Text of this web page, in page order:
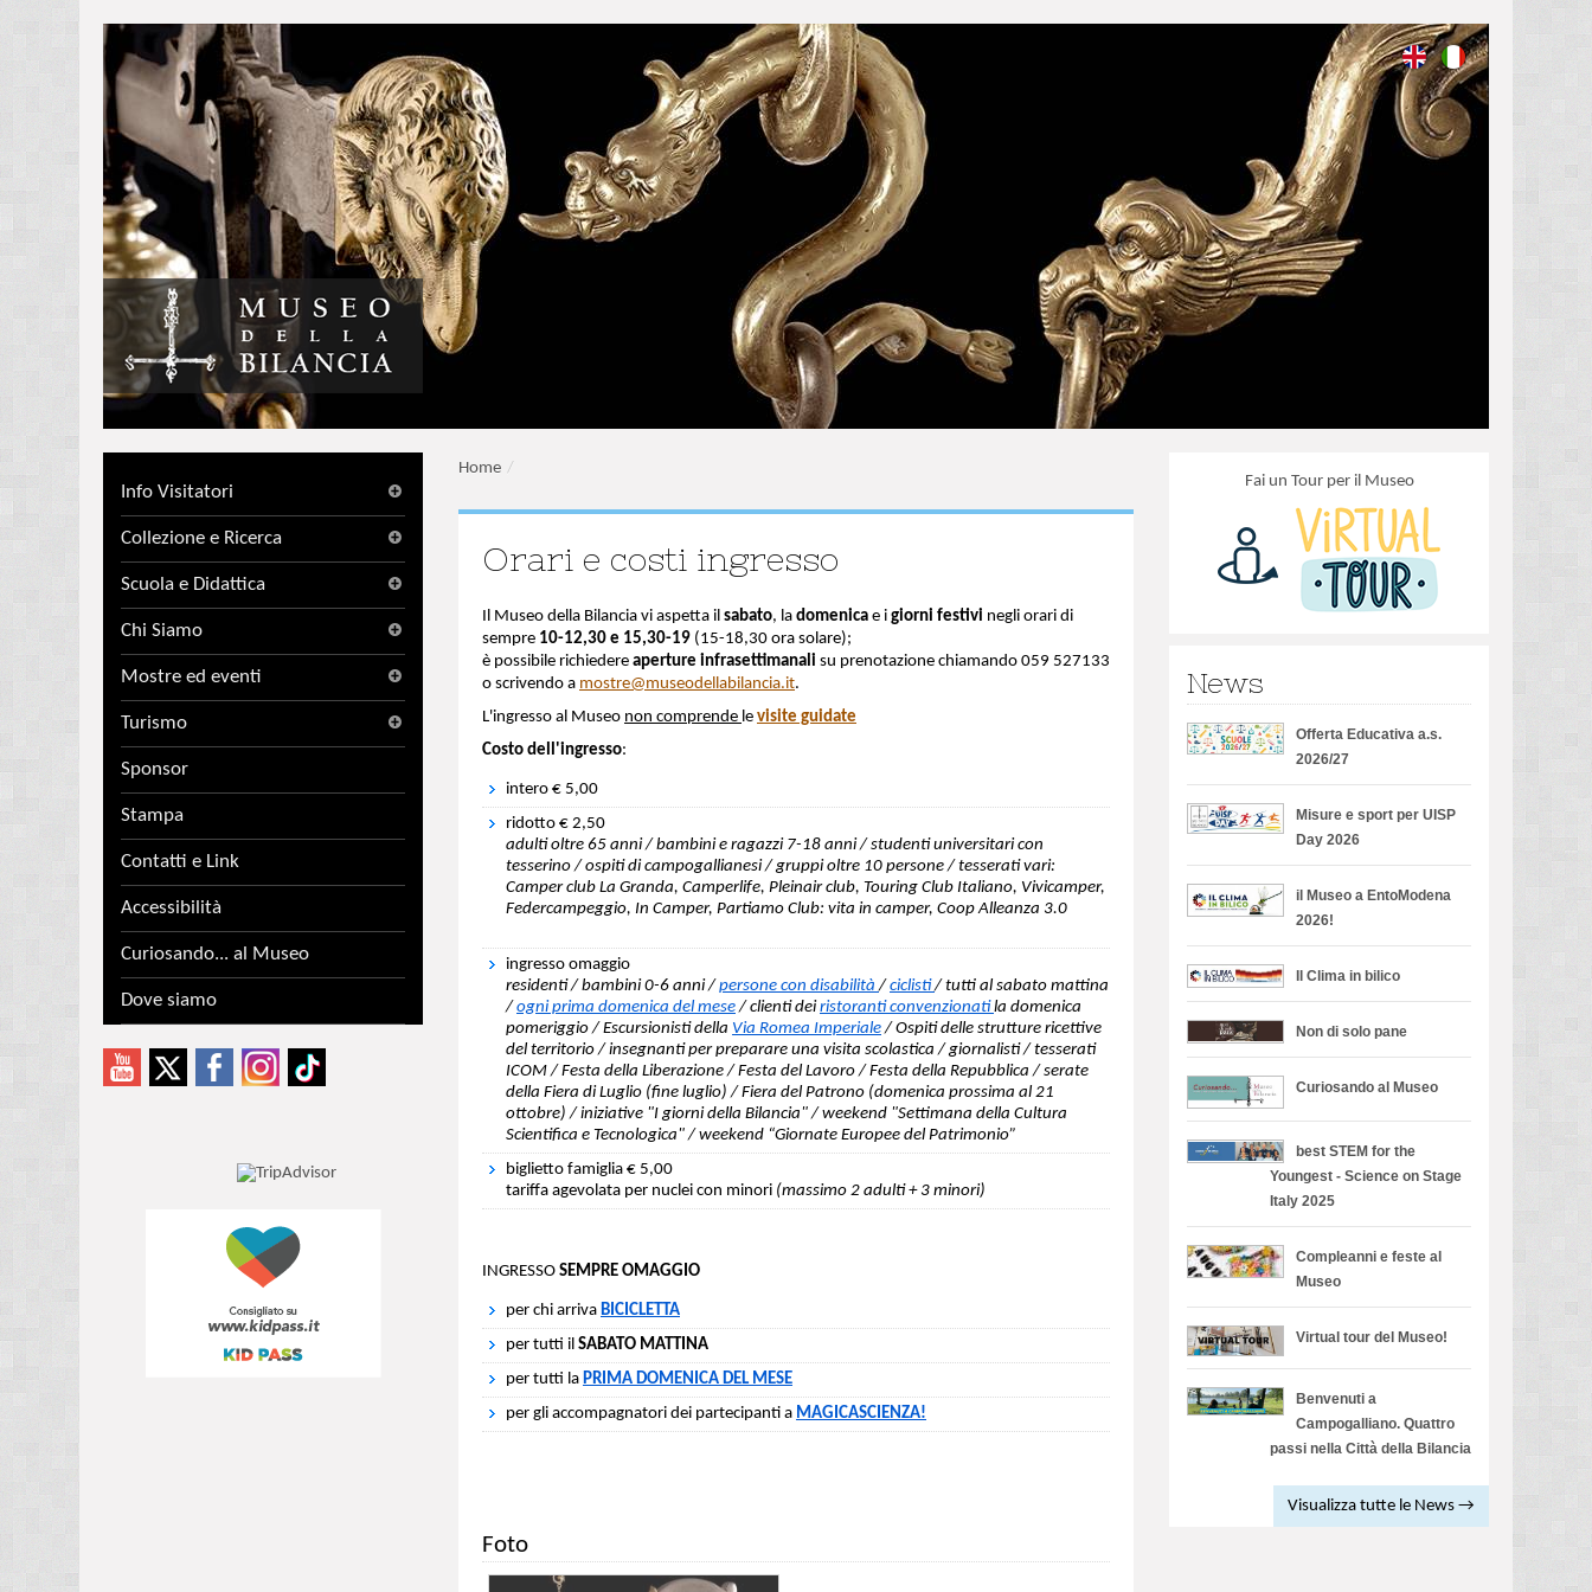
Info Visitatori
Collezione e Ricerca
Scuola e Didattica
Chi Siamo
Mostre ed eventi
Turismo
Sponsor
Stampa
Contatti e Link
Accessibilità
Curiosando... al Museo
Dove siamo
Home /
Orari e costi ingresso
Il Museo della Bilancia vi aspetta il sabato, la domenica e i giorni festivi negli orari di
sempre 10-12,30 e 15,30-19 (15-18,30 ora solare);
è possibile richiedere aperture infrasettimanali su prenotazione chiamando 059 527133
o scrivendo a mostre@museodellabilancia.it.
L'ingresso al Museo non comprende le visite guidate
Costo dell'ingresso:
intero € 5,00
ridotto € 2,50
adulti oltre 65 anni / bambini e ragazzi 7-18 anni / studenti universitari con
tesserino / ospiti di campogallianesi / gruppi oltre 10 persone / tesserati vari:
Camper club La Granda, Camperlife, Pleinair club, Touring Club Italiano, Vivicamper,
Federcampeggio, In Camper, Partiamo Club: vita in camper, Coop Alleanza 3.0
ingresso omaggio
residenti / bambini 0-6 anni / persone con disabilità/ ciclisti/ tutti al sabato mattina
/ ogni prima domenica del mese/ clienti dei ristoranti convenzionatila domenica
pomeriggio / Escursionisti della Via Romea Imperiale/ Ospiti delle strutture ricettive
del territorio / insegnanti per preparare una visita scolastica / giornalisti / tesserati
ICOM / Festa della Liberazione / Festa del Lavoro / Festa della Repubblica / serate
della Fiera di Luglio (fine luglio) / Fiera del Patrono (domenica prossima al 21
ottobre) / iniziative "I giorni della Bilancia" / weekend "Settimana della Cultura
Scientifica e Tecnologica" / weekend “Giornate Europee del Patrimonio”
biglietto famiglia € 5,00
tariffa agevolata per nuclei con minori (massimo 2 adulti + 3 minori)
INGRESSO SEMPRE OMAGGIO
per chi arriva BICICLETTA
per tutti il SABATO MATTINA
per tutti la PRIMA DOMENICA DEL MESE
per gli accompagnatori dei partecipanti a MAGICASCIENZA!
Foto
Fai un Tour per il Museo
News
Offerta Educativa a.s.
2026/27
Misure e sport per UISP
Day 2026
il Museo a EntoModena
2026!
Il Clima in bilico
Non di solo pane
Curiosando al Museo
best STEM for the
Youngest - Science on Stage
Italy 2025
Compleanni e feste al
Museo
Virtual tour del Museo!
Benvenuti a
Campogalliano. Quattro
passi nella Città della Bilancia
Visualizza tutte le News →